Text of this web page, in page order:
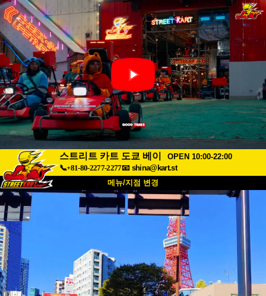
스트리트 카트 도쿄 베이
OPEN 10:00-22:00
📞+81-80-2277-2277📧 shina@kart.st
메뉴/지점 변경
최상단
자주 묻는 질문
회사 정보 예약
지점 변경